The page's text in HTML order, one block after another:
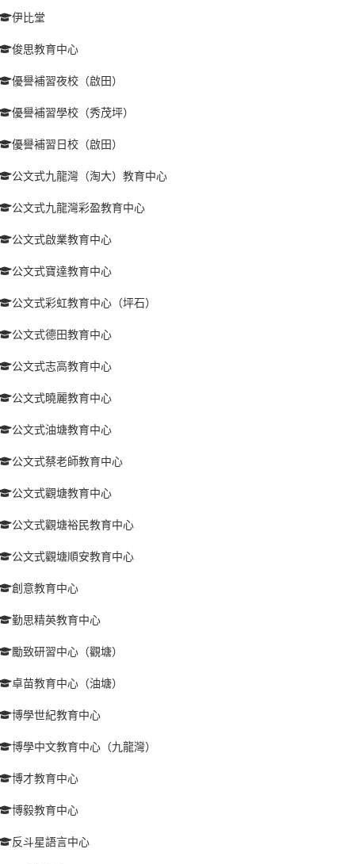
伊比堂
俊思教育中心
優譽補習夜校（啟田）
優譽補習學校（秀茂坪）
優譽補習日校（啟田）
公文式九龍灣（淘大）教育中心
公文式九龍灣彩盈教育中心
公文式啟業教育中心
公文式寶達教育中心
公文式彩虹教育中心（坪石）
公文式德田教育中心
公文式志高教育中心
公文式曉麗教育中心
公文式油塘教育中心
公文式蔡老師教育中心
公文式觀塘教育中心
公文式觀塘裕民教育中心
公文式觀塘順安教育中心
創意教育中心
勤思精英教育中心
勵致研習中心（觀塘）
卓苗教育中心（油塘）
博學世紀教育中心
博學中文教育中心（九龍灣）
博才教育中心
博毅教育中心
反斗星語言中心